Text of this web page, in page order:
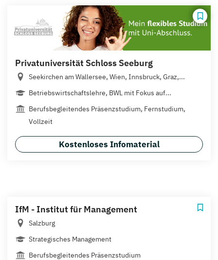
Privatuniversität Schloss Seeburg
Seekirchen am Wallersee, Wien, Innsbruck, Graz,...
Betriebswirtschaftslehre, BWL mit Fokus auf...
Berufsbegleitendes Präsenzstudium, Fernstudium,
Vollzeit
Kostenloses Infomaterial
IfM - Institut für Management
Salzburg
Strategisches Management
Berufsbegleitendes Präsenzstudium